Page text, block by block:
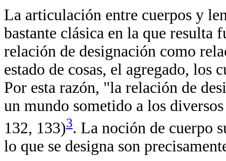
La articulación entre cuerpos y
bastante clásica en la que resulta
relación de designación como
estado de cosas, el agregado,
Por esta razón, "la relación de
un mundo sometido a los
132, 133)3. La noción de cuerpo
lo que se designa son